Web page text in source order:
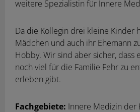
weitere Spezialistin für Innere
Da die Kollegin drei kleine Kinder
Mädchen und auch ihr Ehemann
Hobby. Wir sind aber sicher, dass
noch viel für die Familie Fehr zu
erleben gibt.
Fachgebiete: Innere Medizin der